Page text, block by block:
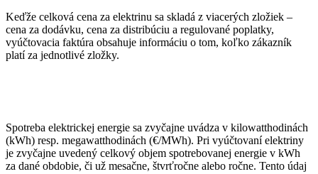
Keďže celková cena za elektrinu sa skladá z viacerých zložiek –
cena za dodávku, cena za distribúciu a regulované poplatky,
vyúčtovacia faktúra obsahuje informáciu o tom, koľko zákazník
platí za jednotlivé zložky.
Spotreba elektrickej energie sa zvyčajne uvádza v kilowatthodinách
(kWh) resp. megawatthodinách (€/MWh). Pri vyúčtovaní elektriny
je zvyčajne uvedený celkový objem spotrebovanej energie v kWh
za dané obdobie, či už mesačne, štvrťročne alebo ročne. Tento údaj